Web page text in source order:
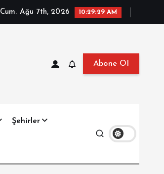
Cum. Ağu 7th, 2026 10:29:30 AM
Abone Ol
Şehirler